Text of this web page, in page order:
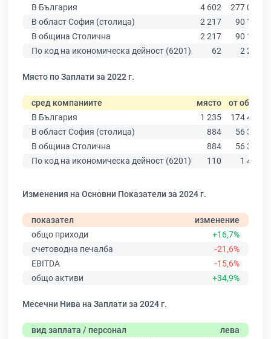
В България 4 602
277 019
В област София (столица)
2 217
90 178
В община Столична
2 217
90 178
По код на икономическа дейност (6201)
62 2 203
Място по Заплати за 2022 г.
сред компаниите място от общо
В България
1 235
174 403
В област София (столица)
884
56 378
В община Столична
884
56 378
По код на икономическа дейност (6201)
110 1 499
Изменения на Основни Показатели за 2024 г.
показател
изменение
общо приходи
+16,7%
счетоводна печалба
-21,6%
EBITDA
-15,6%
общо активи
+34,9%
Месечни Нива на Заплати за 2024 г.
вид заплата / персонал
лева